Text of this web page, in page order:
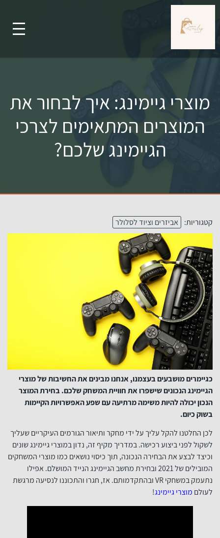
מוצרי גיימינג: איך לבחור את
המוצרים המתאימים לצרכי
הגיימינג שלכם?
קטגוריות: אביזרים וציוד לסלולר
כגיימרים מושבעים בעצמנו, אנחנו מבינים את החשיבות של מוצרי
הגיימינג הנכונים שישפרו את חוויית המשחק שלכם. בחירת המוצר
הנכון יכולה להיות משימה מרתיעה עם שפע האפשרויות הקיימות
בשוק כיום.
לכן החלטנו להקל עליך על ידי מחקר ותיאור הגורמים העיקריים שעליך
לשקול לפני ביצוע רכישה. במדריך מקיף זה, נדון במוצרי גיימינג שונים
וכיצד לבצע את הבחירה הנכונה, תוך כיסוי נושאים כמו מוצרי המשחקים
המובילים של 2021 ובחירת מחשב הגיימינג הנייד המושלם. אפילו
נתעמק במשחקי VR ובהתקדמותם. אז, חגרו והתכוננו לנסיעה מרגשת
לעולם מוצרי גיימינג!